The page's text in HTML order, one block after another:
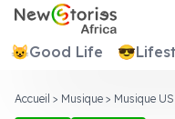
Newstories Africa
😺Good Life 😎
Accueil > Musique > Musique US